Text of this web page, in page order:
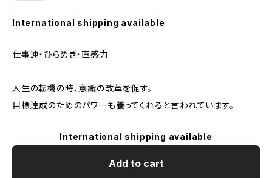
International shipping available
仕事運・ひらめき・直感力
人生の転機の時、意識の改革を促す。
目標達成のためのパワーも養ってくれると言われています。
International shipping available
Add to cart